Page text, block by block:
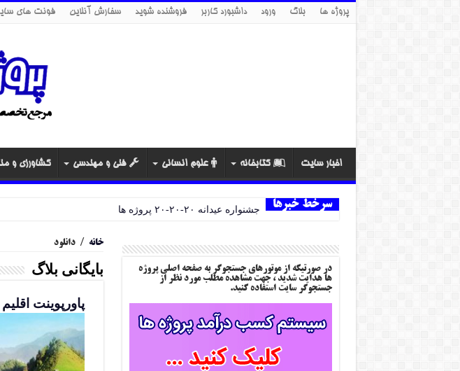
پروژه ها بلاگ ورود داشبورد کاربر فروشنده شوید سفارش آنلاین فونت های
اخبار سایت کتابخانه علوم انسانی فنی و مهندسی کشاورزی و
سرخط خبرها جشنواره عیدانه ۲۰-۲۰-۲۰ پروژه ها
خانه / دانلود
بایگانی بلاگ
پاورپوینت
در صورتیکه از موتورهای جستجوگر به صفحه اصلی پروژه
ها هدایت شدید ، جهت مشاهده مطلب مورد نظر از
جستجوگر سایت استفاده کنید.